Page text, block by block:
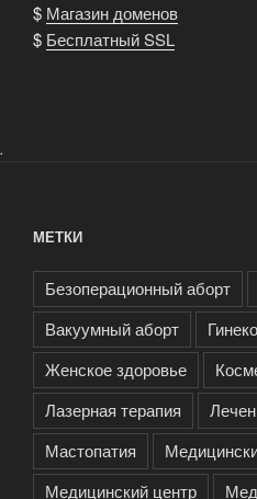
$ Магазин доменов
$ Бесплатный SSL
.
МЕТКИ
Безоперационный аборт
Вакуумный аборт
Женское здоровье
Лазерная терапия
Мастопатия
Медицинский центр